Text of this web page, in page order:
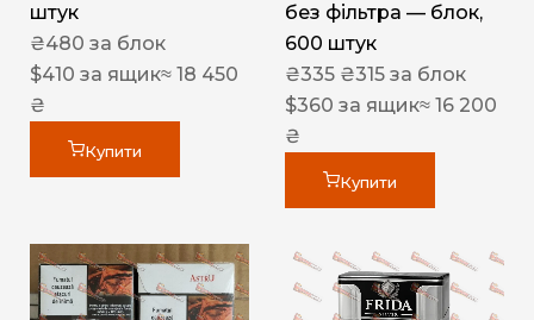
штук
₴480 за блок
$410 за ящик≈ 18 450
₴
Купити
без фільтра — блок,
600 штук
₴335 ₴315 за блок
$360 за ящик≈ 16 200
₴
Купити